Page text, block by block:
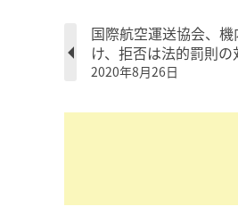
国際航空運送協会、
け、拒否は法的罰則
2020年8月26日